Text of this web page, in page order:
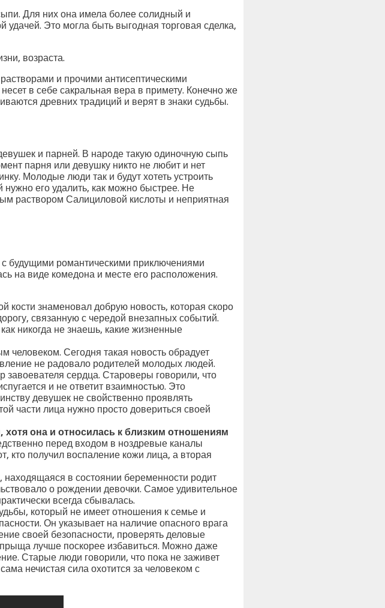
Для них она имела более солидный и
Это могла быть выгодная торговая сделка,
возраста.
и прочими антисептическими
в себе сакральная вера в примету. Конечно же
древних традиций и верят в знаки судьбы.
и парней. В народе такую одиночную сыпь
парня или девушку никто не любит и нет
Молодые люди так и будут хотеть устроить
его удалить, как можно быстрее. Не
раствором Салициловой кислоты и неприятная
будущими романтическими приключениями
на виде комедона и месте его расположения.
кости знаменовал добрую новость, которая скоро
связанную с чередой внезапных событий.
никогда не знаешь, какие жизненные
человеком. Сегодня такая новость обрадует
не радовало родителей молодых людей.
сердца. Староверы говорили, что
и не ответит взаимностью. Это
девушек не свойственно проявлять
части лица нужно просто довериться своей
хотя она и относилась к близким отношениям
перед входом в ноздревые каналы
кто получил воспаление кожи лица, а вторая
в состоянии беременности родит
о рождении девочки. Самое удивительное
всегда сбывалась.
который не имеет отношения к семье и
Он указывает на наличие опасного врага
своей безопасности, проверять деловые
лучше поскорее избавиться. Можно даже
Старые люди говорили, что пока не заживет
нечистая сила охотится за человеком с